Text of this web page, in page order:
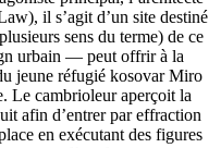
il s’agit d’un site destiné
sens du terme) de ce
urbain — peut offrir à la
jeune réfugié kosovar Miro
Le cambrioleur aperçoit la
afin d’entrer par effraction
en exécutant des figures